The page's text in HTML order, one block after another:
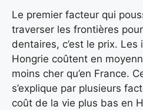
Le premier facteur qui
traverser les frontières
dentaires, c’est le prix.
Hongrie coûtent en
moins cher qu’en France.
s’explique par plusieurs
coût de la vie plus bas en